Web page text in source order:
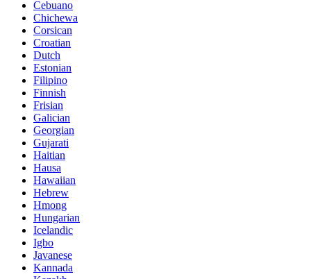
Cebuano
Chichewa
Corsican
Croatian
Dutch
Estonian
Filipino
Finnish
Frisian
Galician
Georgian
Gujarati
Haitian
Hausa
Hawaiian
Hebrew
Hmong
Hungarian
Icelandic
Igbo
Javanese
Kannada